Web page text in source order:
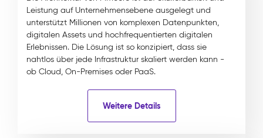
Leistung auf Unternehmensebene ausgelegt und
unterstützt Millionen von komplexen Datenpunkten,
digitalen Assets und hochfrequentierten digitalen
Erlebnissen. Die Lösung ist so konzipiert, dass sie
nahtlos über jede Infrastruktur skaliert werden kann -
ob Cloud, On-Premises oder PaaS.
Weitere Details